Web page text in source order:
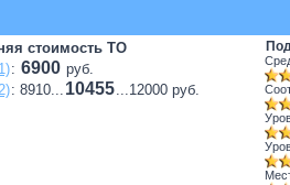
стоимость ТО
: 6900 руб.
: 8910... 10455...12000 руб.